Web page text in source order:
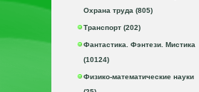
Охрана труда (805)
Транспорт (202)
Фантастика. Фэнтези. Мистика
(10124)
Физико-математические науки